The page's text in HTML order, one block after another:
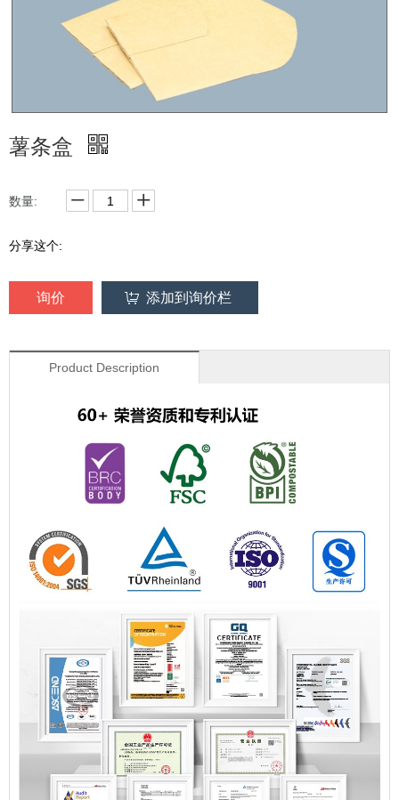
薯条盒
数量:
分享这个:
询价 添加到询价栏
Product Description